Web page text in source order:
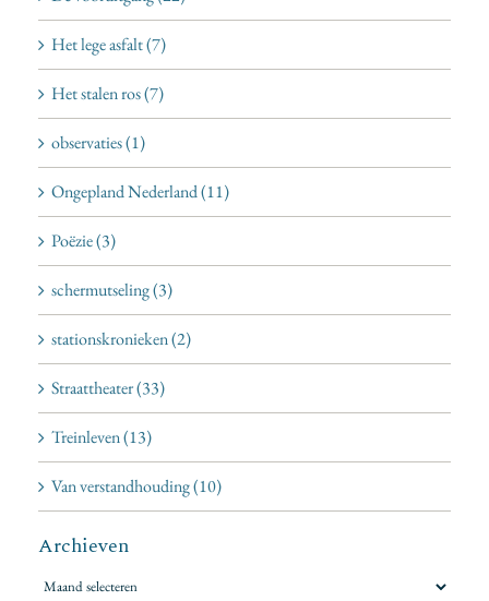
Het lege asfalt (7)
Het stalen ros (7)
observaties (1)
Ongepland Nederland (11)
Poëzie (3)
schermutseling (3)
stationskronieken (2)
Straattheater (33)
Treinleven (13)
Van verstandhouding (10)
Archieven